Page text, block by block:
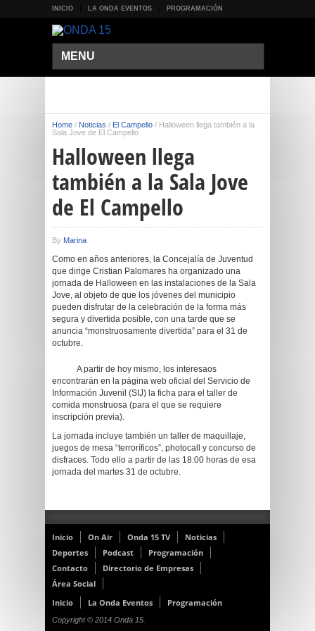
INICIO LA ONDA EVENTOS PROGRAMACIÓN
MENU
Home / Noticias / El Campello / Halloween llega también a la
Sala Jove de El Campello
Halloween llega
también a la Sala Jove
de El Campello
By Marina
Como en años anteriores, la Concejalía de Juventud
que dirige Cristian Palomares ha organizado una
jornada de Halloween en las instalaciones de la Sala
Jove, al objeto de que los jóvenes del municipio
pueden disfrutar de la celebración de la forma más
segura y divertida posible, con una tarde que se
anuncia “monstruosamente divertida” para el 31 de
octubre.
A partir de hoy mismo, los interesaos
encontrarán en la página web oficial del Servicio de
Información Juvenil (SIJ) la ficha para el taller de
comida monstruosa (para el que se requiere
inscripción previa).
La jornada incluye también un taller de maquillaje,
juegos de mesa “terroríficos”, photocall y concurso de
disfraces. Todo ello a partir de las 18:00 horas de esa
jornada del martes 31 de octubre.
Inicio On Air Onda 15 TV
Noticias
Deportes
Podcast
Programación
Contacto
Directorio de Empresas
Área Social
Inicio
La Onda Eventos Programación
Copyright © 2014 Onda 15.